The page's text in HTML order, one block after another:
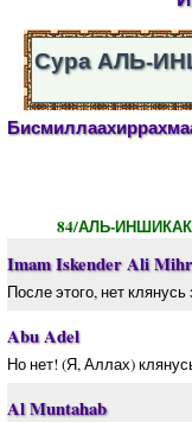
Сура АЛЬ-
84/АЛЬ-
Imam Iskender Ali Mihr
После этого, нет клянусь
Abu Adel
Но нет! (Я, Аллах)
Al Muntahab